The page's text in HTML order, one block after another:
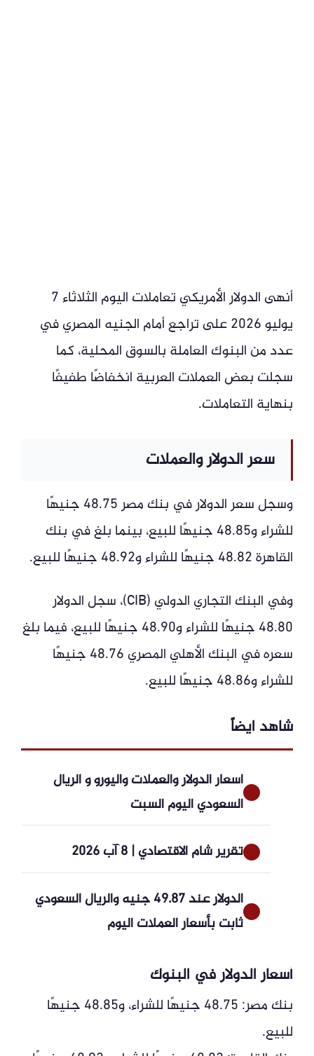
أنهى الدولار الأمريكي تعاملات اليوم الثلاثاء 7
يوليو 2026 على تراجع أمام الجنيه المصري في
عدد من البنوك العاملة بالسوق المحلية، كما
سجلت بعض العملات العربية انخفاضًا طفيفًا
بنهاية التعاملات.
سعر الدولار والعملات
وسجل سعر الدولار في بنك مصر 48.75 جنيهًا
للشراء و48.85 جنيهًا للبيع، بينما بلغ في بنك
القاهرة 48.82 جنيهًا للشراء و48.92 جنيهًا للبيع.
وفي البنك التجاري الدولي (CIB)، سجل الدولار
48.80 جنيهًا للشراء و48.90 جنيهًا للبيع، فيما بلغ
سعره في البنك الأهلي المصري 48.76 جنيهًا
للشراء و48.86 جنيهًا للبيع.
شاهد ايضاً
أسعار الدولار والعملات واليورو و الريال
السعودي اليوم السبت
تقرير شام الاقتصادي | 8 آب 2026
الدولار عند 49.87 جنيه والريال السعودي
ثابت بأسعار العملات اليوم
أسعار الدولار في البنوك
بنك مصر: 48.75 جنيهًا للشراء، و48.85 جنيهًا
للبيع.